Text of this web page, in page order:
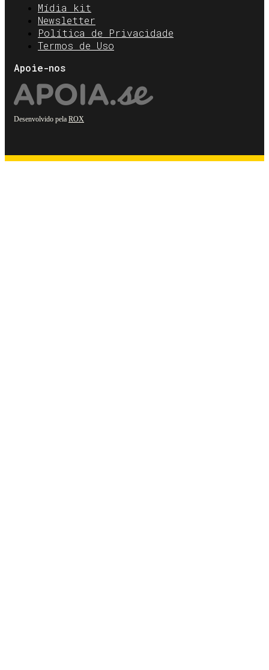
Mídia kit
Newsletter
Política de Privacidade
Termos de Uso
Apoie-nos
Desenvolvido pela ROX